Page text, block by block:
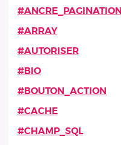
#ANCRE_PAGINATION
#ARRAY
#AUTORISER
#BIO
#BOUTON_ACTION
#CACHE
#CHAMP_SQL